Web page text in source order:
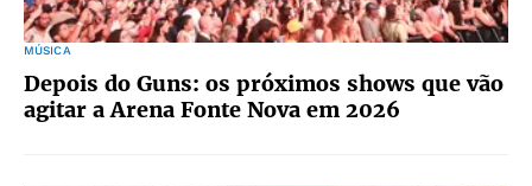
MÚSICA
Depois do Guns: os próximos shows que vão
agitar a Arena Fonte Nova em 2026